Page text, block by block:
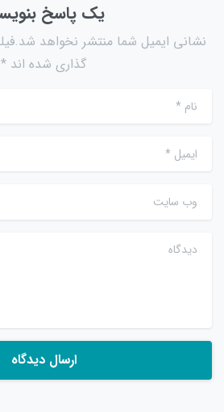
یک پاسخ
نشانی ایمیل شما منتشر نخواهد
گذاری شده اند *
نام*
ایمیل *
وب سایت
دیدگاه